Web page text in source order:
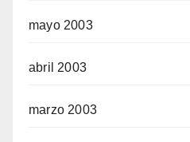
mayo 2003
abril 2003
marzo 2003